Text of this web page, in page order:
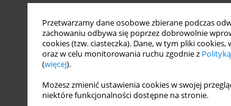
Przetwarzamy dane osobowe zbierane podczas
zachowaniu odbywa się poprzez dobrowolnie
cookies (tzw. ciasteczka). Dane, w tym pliki
oraz w celu monitorowania ruchu zgodnie z
(więcej).
Możesz zmienić ustawienia cookies w swojej
niektóre funkcjonalności dostępne na stronie.